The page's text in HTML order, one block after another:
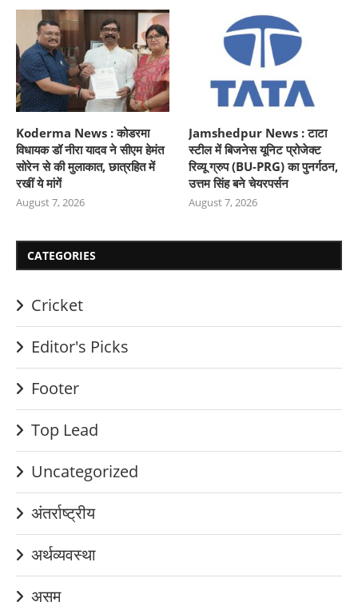
Koderma News : कोडरमा
विधायक डॉ नीरा यादव ने सीएम हेमंत
सोरेन से की मुलाकात, छात्रहित में
रखीं ये मांगें
August 7, 2026
Jamshedpur News : टाटा
स्टील में बिजनेस यूनिट प्रोजेक्ट
रिव्यू ग्रुप (BU-PRG) का पुनर्गठन,
उत्तम सिंह बने चेयरपर्सन
August 7, 2026
CATEGORIES
Cricket
Editor's Picks
Footer
Top Lead
Uncategorized
अंतर्राष्ट्रीय
अर्थव्यवस्था
असम